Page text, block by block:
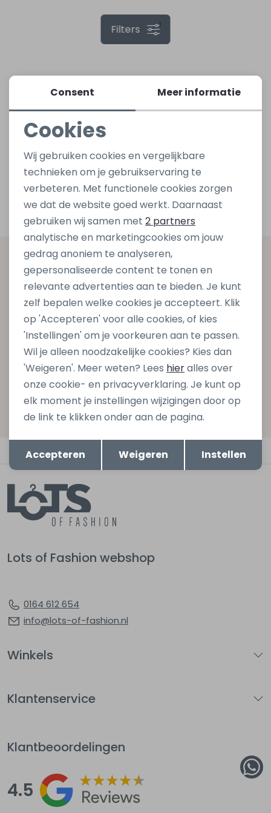
Shirts
Vesten
Accessoires
Shirts
Vesten
Accessoires
Shirtjes
Vestjes
Accessoires
Truitjes
1
Filters
Altijd als eerste op de hoogte zijn?
Schrijf je in voor onze nieuwsbrief en ontvang dan ook
gelijk €5,- korting bij besteding van €75,- op de
nieuwe collectie!
Aanmelden
Hoe we met je data omgaan? Bekijk dit in onze
privacyverklaring.
Automatisch sparen voor korting
Lots of Fashion webshop
0164 612 654
info@lots-of-fashion.nl
Winkels
Klantenservice
Klantbeoordelingen
4.5
Noodzakelijke cookies
Personalisatie cookies
Analytische cookies
Marketing cookies
Terug Opslaan
Consent Meer informatie
Cookies
Wij gebruiken cookies en vergelijkbare
technieken om je gebruikservaring te
verbeteren. Met functionele cookies zorgen
we dat de website goed werkt. Daarnaast
gebruiken wij samen met 2 partners
analytische en marketingcookies om jouw
gedrag anoniem te analyseren,
gepersonaliseerde content te tonen en
relevante advertenties aan te bieden. Je kunt
zelf bepalen welke cookies je accepteert. Klik
op 'Accepteren' voor alle cookies, of kies
'Instellingen' om je voorkeuren aan te passen.
Wil je alleen noodzakelijke cookies? Kies dan
'Weigeren'. Meer weten? Lees hieralles over
onze cookie- en privacyverklaring. Je kunt op
elk moment je instellingen wijzigingen door op
de link te klikken onder aan de pagina.
Accepteren Weigeren Instellen